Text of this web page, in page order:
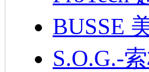
BUSSE
S.O.G.-